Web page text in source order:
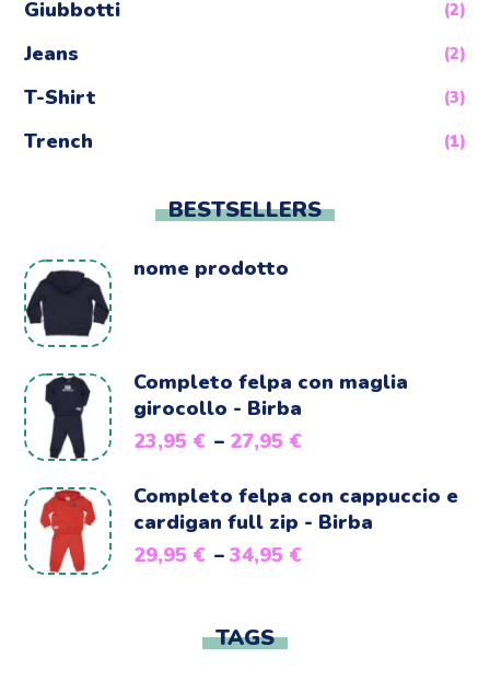
Giubbotti (2)
Jeans (2)
T-Shirt (3)
Trench (1)
BESTSELLERS
nome prodotto
Completo felpa con maglia
girocollo - Birba
23,95 € – 27,95 €
Completo felpa con cappuccio e
cardigan full zip - Birba
29,95 € –34,95 €
TAGS